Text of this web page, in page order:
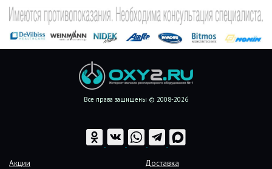
Все права защищены © 2008-2026
Акции
Доставка